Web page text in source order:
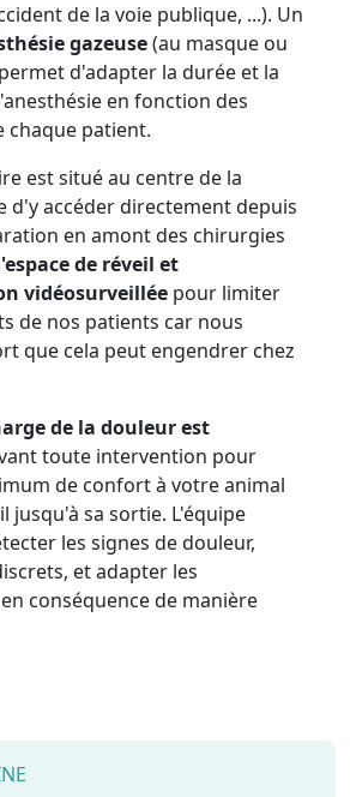
de la voie publique, ...). Un
gazeuse(au masque ou
d'adapter la durée et la
en fonction des
chaque patient.
est situé au centre de la
d'y accéder directement depuis
en amont des chirurgies
de réveil et
vidéosurveillée pour limiter
de nos patients car nous
que cela peut engendrer chez
de la douleur est
toute intervention pour
de confort à votre animal
jusqu'à sa sortie. L'équipe
les signes de douleur,
et adapter les
conséquence de manière